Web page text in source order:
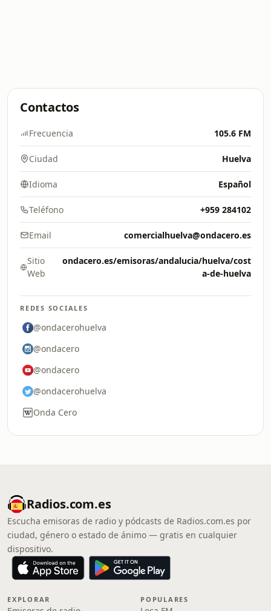
Contactos
Frecuencia 105.6 FM
Ciudad Huelva
Idioma Español
Teléfono +959 284102
Email comercialhuelva@ondacero.es
Sitio
Web
ondacero.es/emisoras/andalucia/huelva/cost
a-de-huelva
REDES SOCIALES
@ondacerohuelva
@ondacero
@ondacero
@ondacerohuelva
Onda Cero
Radios.com.es
Escucha emisoras de radio y pódcasts de Radios.com.es por
ciudad, género o estado de ánimo — gratis en cualquier
dispositivo.
EXPLORAR POPULARES